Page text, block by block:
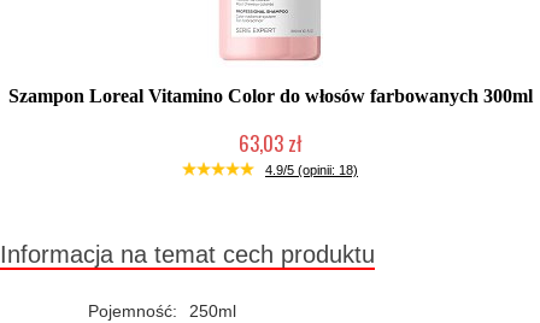
Szampon Loreal Vitamino Color do włosów farbowanych 300ml
63,03 zł
Duża ilość (wysyłka w 24h)
4.9/5 (opinii: 18)
Informacja na temat cech produktu
Pojemność:
250ml